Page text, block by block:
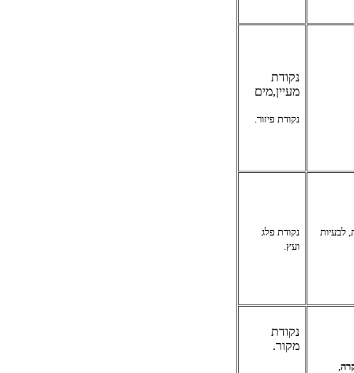
נקודת
מעיין,מים
נקודת פיזור.
לבעיות
נקודת פלג
ועץ.
נקודת
מקור.